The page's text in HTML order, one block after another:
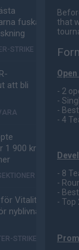
fuskar
STRIKE
att bli
900 kr –
Vitality
nyblivna
STRIKE
that
- 2
-
-
- 4
- 8
-
-
-